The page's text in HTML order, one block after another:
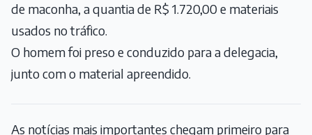
de maconha, a quantia de R$ 1.720,00 e materiais
usados no tráfico.
O homem foi preso e conduzido para a delegacia,
junto com o material apreendido.
As notícias mais importantes chegam primeiro para